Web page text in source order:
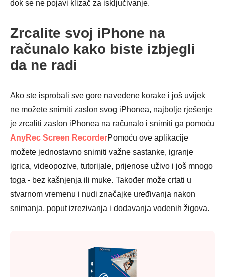
dok se ne pojavi klizač za isključivanje.
Zrcalite svoj iPhone na
računalo kako biste izbjegli
da ne radi
Ako ste isprobali sve gore navedene korake i još uvijek
ne možete snimiti zaslon svog iPhonea, najbolje rješenje
je zrcaliti zaslon iPhonea na računalo i snimiti ga pomoću
AnyRec Screen RecorderPomoću ove aplikacije
možete jednostavno snimiti važne sastanke, igranje
igrica, videopozive, tutorijale, prijenose uživo i još mnogo
toga - bez kašnjenja ili muke. Također može crtati u
stvarnom vremenu i nudi značajke uređivanja nakon
snimanja, poput izrezivanja i dodavanja vodenih žigova.